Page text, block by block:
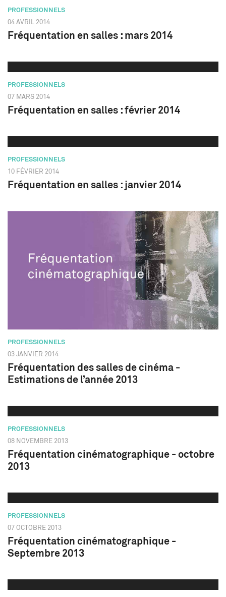
PROFESSIONNELS
04 AVRIL 2014
Fréquentation en salles : mars 2014
PROFESSIONNELS
07 MARS 2014
Fréquentation en salles : février 2014
PROFESSIONNELS
10 FÉVRIER 2014
Fréquentation en salles : janvier 2014
PROFESSIONNELS
03 JANVIER 2014
Fréquentation des salles de cinéma -
Estimations de l’année 2013
PROFESSIONNELS
08 NOVEMBRE 2013
Fréquentation cinématographique - octobre
2013
PROFESSIONNELS
07 OCTOBRE 2013
Fréquentation cinématographique -
Septembre 2013